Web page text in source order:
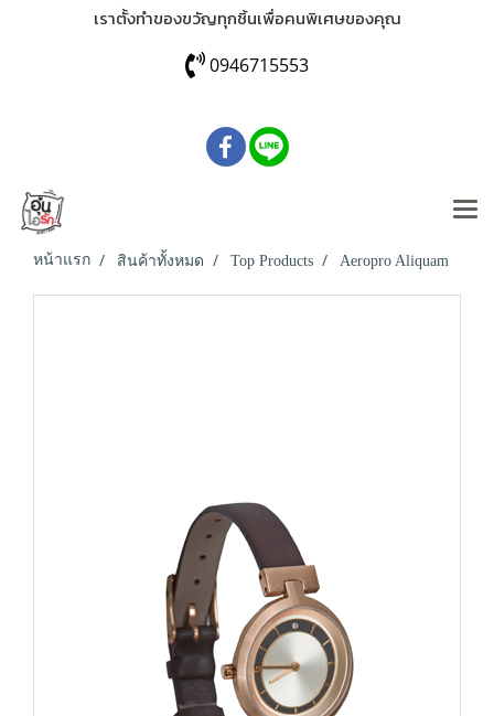
เราตั้งทำของขวัญทุกชิ้นเพื่อคนพิเศษของคุณ
0946715553
หน้าแรก สินค้าทั้งหมด Top Products Aeropro Aliquam